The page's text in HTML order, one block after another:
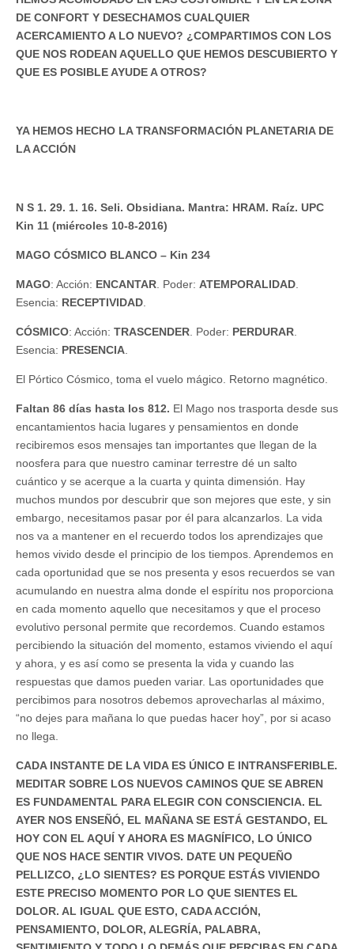
DE CONFORT Y DESECHAMOS CUALQUIER
ACERCAMIENTO A LO NUEVO? ¿COMPARTIMOS CON LOS
QUE NOS RODEAN AQUELLO QUE HEMOS DESCUBIERTO Y
QUE ES POSIBLE AYUDE A OTROS?
YA HEMOS HECHO LA TRANSFORMACIÓN PLANETARIA DE
LA ACCIÓN
N S 1. 29. 1. 16. Seli. Obsidiana. Mantra: HRAM. Raíz. UPC
Kin 11 (miércoles 10-8-2016)
MAGO CÓSMICO BLANCO – Kin 234
MAGO: Acción: ENCANTAR. Poder: ATEMPORALIDAD.
Esencia: RECEPTIVIDAD.
CÓSMICO: Acción: TRASCENDER. Poder: PERDURAR.
Esencia: PRESENCIA.
El Pórtico Cósmico, toma el vuelo mágico. Retorno magnético.
Faltan 86 días hasta los 812. El Mago nos trasporta desde sus
encantamientos hacia lugares y pensamientos en donde
recibiremos esos mensajes tan importantes que llegan de la
noosfera para que nuestro caminar terrestre dé un salto
cuántico y se acerque a la cuarta y quinta dimensión. Hay
muchos mundos por descubrir que son mejores que este, y sin
embargo, necesitamos pasar por él para alcanzarlos. La vida
nos va a mantener en el recuerdo todos los aprendizajes que
hemos vivido desde el principio de los tiempos. Aprendemos en
cada oportunidad que se nos presenta y esos recuerdos se van
acumulando en nuestra alma donde el espíritu nos proporciona
en cada momento aquello que necesitamos y que el proceso
evolutivo personal permite que recordemos. Cuando estamos
percibiendo la situación del momento, estamos viviendo el aquí
y ahora, y es así como se presenta la vida y cuando las
respuestas que damos pueden variar. Las oportunidades que
percibimos para nosotros debemos aprovecharlas al máximo,
“no dejes para mañana lo que puedas hacer hoy”, por si acaso
no llega.
CADA INSTANTE DE LA VIDA ES ÚNICO E INTRANSFERIBLE.
MEDITAR SOBRE LOS NUEVOS CAMINOS QUE SE ABREN
ES FUNDAMENTAL PARA ELEGIR CON CONSCIENCIA. EL
AYER NOS ENSEÑÓ, EL MAÑANA SE ESTÁ GESTANDO, EL
HOY CON EL AQUÍ Y AHORA ES MAGNÍFICO, LO ÚNICO
QUE NOS HACE SENTIR VIVOS. DATE UN PEQUEÑO
PELLIZCO, ¿LO SIENTES? ES PORQUE ESTÁS VIVIENDO
ESTE PRECISO MOMENTO POR LO QUE SIENTES EL
DOLOR. AL IGUAL QUE ESTO, CADA ACCIÓN,
PENSAMIENTO, DOLOR, ALEGRÍA, PALABRA,